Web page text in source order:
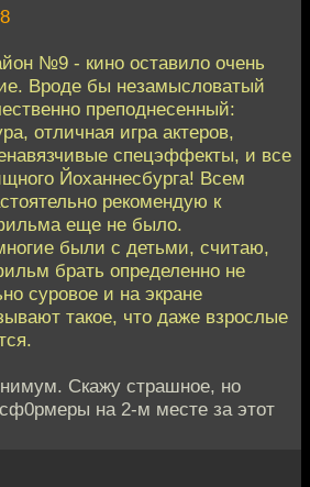
№9 - кино оставило очень
Вроде бы незамысловатый
преподнесенный:
отличная игра актеров,
спецэффекты, и все
Йоханнесбурга! Всем
рекомендую к
еще не было.
были с детьми, считаю,
брать определенно не
суровое и на экране
такое, что даже взрослые
Скажу страшное, но
на 2-м месте за этот